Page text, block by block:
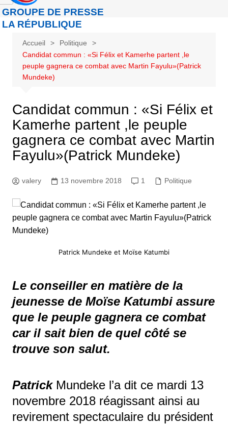
GROUPE DE PRESSE
LA RÉPUBLIQUE
Accueil
Politique
Candidat commun : «Si Félix et Kamerhe partent ,le
peuple gagnera ce combat avec Martin Fayulu»(Patrick
Mundeke)
Candidat commun : «Si Félix et
Kamerhe partent ,le peuple
gagnera ce combat avec Martin
Fayulu»(Patrick Mundeke)
valery 13 novembre 2018 1 Politique
Patrick Mundeke et Moïse Katumbi
Le conseiller en matière de la
jeunesse de Moïse Katumbi assure
que le peuple gagnera ce combat
car il sait bien de quel côté se
trouve son salut.
Patrick Mundeke l’a dit ce mardi 13
novembre 2018 réagissant ainsi au
revirement spectaculaire du président